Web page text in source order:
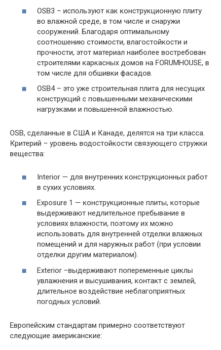
OSB3 – используют как конструкционную плиту
во влажной среде, в том числе и снаружи
сооружений. Благодаря оптимальному
соотношению стоимости, влагостойкости и
прочности, этот материал наиболее востребован
строителями каркасных домов на FORUMHOUSE, в
том числе для обшивки фасадов.
OSB4 – это уже строительная плита для несущих
конструкций с повышенными механическими
нагрузками и повышенной влажностью.
OSB, сделанные в США и Канаде, делятся на три класса.
Критерий – уровень водостойкости связующего стружки
вещества:
Interior — для внутренних конструкционных работ
в сухих условиях.
Exposure 1 — конструкционные плиты, которые
выдерживают недлительное пребывание в
условиях влажности, поэтому их можно
использовать для внутренней отделки влажных
помещений и для наружных работ (при условии
отделки другим материалом).
Exterior –выдерживают попеременные циклы
увлажнения и высушивания, контакт с землей,
длительное воздействие неблагоприятных
погодных условий.
Европейским стандартам примерно соответствуют
следующие американские: